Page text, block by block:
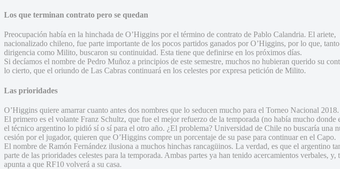
Los que terminan contrato pero se quedan
Preocupación había en la hinchada de O’Higgins por el término de contrato de Pablo Calandria. El ariete,
nacionalizado chileno, fue parte importante de los pocos partidos ganados por O’Higgins, por lo que,
dirigencia como Milito, buscaron su continuidad. Esta tiene que definirse en los próximos días.
Si decíamos el nombre de Pedro Muñoz a principios de este semestre, muchos no hubieran querido su
lo cierto, que el oriundo de Las Cabras continuará en los celestes por expresa petición de Milito.
Las prioridades
O’Higgins quiere amarrar cuanto antes dos nombres que lo seducen mucho para el Torneo Nacional 2018.
El primero es el volante Franz Schultz, que fue el mejor refuerzo de la temporada (no había mucho donde
el técnico argentino lo pidió sí o sí para el otro año. ¿El problema? Universidad de Chile no buscaría una
cesión por el jugador, quieren que O’Higgins compre un porcentaje de su pase para continuar en el Capo.
El nombre de Ramón Fernández ilusiona a muchos hinchas rancagüinos. La verdad, es que el argentino
parte de las prioridades celestes para la temporada. Ambas partes ya han tenido acercamientos verbales, y,
apunta a que RF10 volverá a su casa.